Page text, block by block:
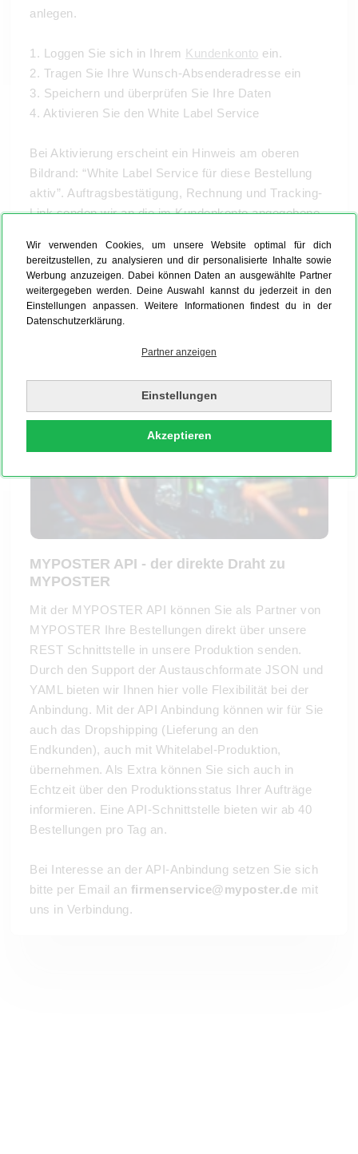
Wir verwenden Cookies, um unsere Website optimal für dich
bereitzustellen, zu analysieren und dir personalisierte Inhalte sowie
Werbung anzuzeigen. Dabei können Daten an ausgewählte Partner
weitergegeben werden. Deine Auswahl kannst du jederzeit in den
Einstellungen anpassen. Weitere Informationen findest du in der
Datenschutzerklärung.
Partner anzeigen
Einstellungen
Akzeptieren
anlegen.
1. Loggen Sie sich in Ihrem Kundenkonto ein.
2. Tragen Sie Ihre Wunsch-Absenderadresse ein
3. Speichern und überprüfen Sie Ihre Daten
4. Aktivieren Sie den White Label Service
Bei Aktivierung erscheint ein Hinweis am oberen
Bildrand: “White Label Service für diese Bestellung
aktiv”. Auftragsbestätigung, Rechnung und Tracking-
Link senden wir an die im Kundenkonto angegebene
kostenfrei und kann ab der ersten Bestellung genutzt
werden.
MYPOSTER API - der direkte Draht zu
MYPOSTER
Mit der MYPOSTER API können Sie als Partner von
MYPOSTER Ihre Bestellungen direkt über unsere
REST Schnittstelle in unsere Produktion senden.
Durch den Support der Austauschformate JSON und
YAML bieten wir Ihnen hier volle Flexibilität bei der
Anbindung. Mit der API Anbindung können wir für Sie
auch das Dropshipping (Lieferung an den
Endkunden), auch mit Whitelabel-Produktion,
übernehmen. Als Extra können Sie sich auch in
Echtzeit über den Produktionsstatus Ihrer Aufträge
informieren. Eine API-Schnittstelle bieten wir ab 40
Bestellungen pro Tag an.
Bei Interesse an der API-Anbindung setzen Sie sich
bitte per Email an firmenservice@myposter.de mit
uns in Verbindung.